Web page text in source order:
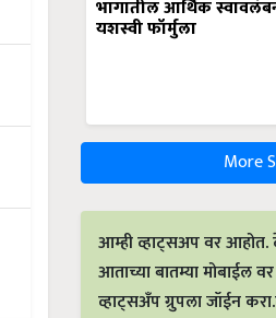
भागातील आर्थिक
यशस्वी फॉर्मुला
More
आम्ही व्हाट्सअप वर आहोत.
आताच्या बातम्या मोबाईल
व्हाट्सअँप ग्रुपला जॉईन